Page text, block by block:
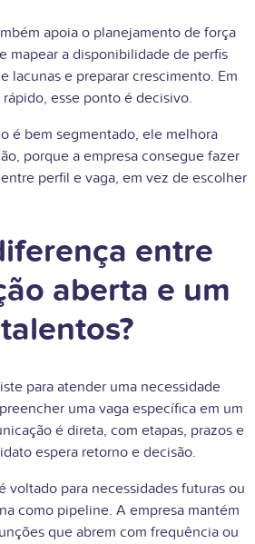
apoia o planejamento de força
mapear a disponibilidade de perfis
lacunas e preparar crescimento. Em
esse ponto é decisivo.
é bem segmentado, ele melhora
porque a empresa consegue fazer
perfil e vaga, em vez de escolher
entre
aberta e um
para atender uma necessidade
uma vaga específica em um
é direta, com etapas, prazos e
espera retorno e decisão.
voltado para necessidades futuras ou
como pipeline. A empresa mantém
que abrem com frequência ou